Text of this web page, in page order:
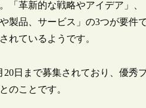
「革新的な戦略やアイデア」
製品、サービス」の3つが要件
れているようです。
20日まで募集されており、優
のことです。